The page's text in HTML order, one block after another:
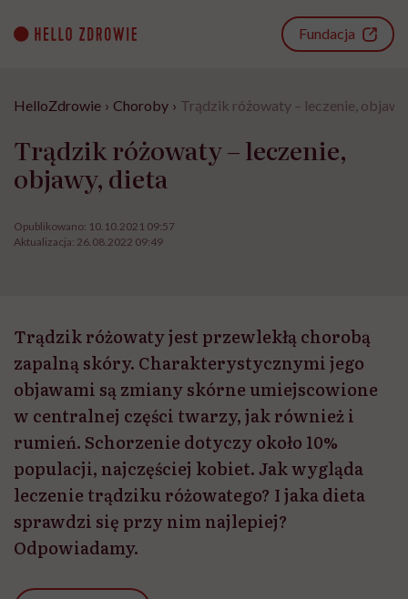
content
Fundacja
HelloZdrowie › Choroby › Trądzik różowaty – leczenie,
Trądzik różowaty – leczenie,
objawy, dieta
Opublikowano: 10.10.2021 09:57
Aktualizacja: 26.08.2022 09:49
Trądzik różowaty jest przewlekłą chorobą
zapalną skóry. Charakterystycznymi jego
objawami są zmiany skórne umiejscowione
w centralnej części twarzy, jak również i
rumień. Schorzenie dotyczy około 10%
populacji, najczęściej kobiet. Jak wygląda
leczenie trądziku różowatego? I jaka dieta
sprawdzi się przy nim najlepiej?
Odpowiadamy.